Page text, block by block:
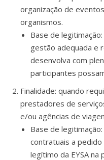
organização de
organismos.
Base de
gestão adequada e
desenvolva com
participantes
Finalidade: quando
prestadores de
e/ou agências de
Base de
contratuais a
legítimo da EYSA